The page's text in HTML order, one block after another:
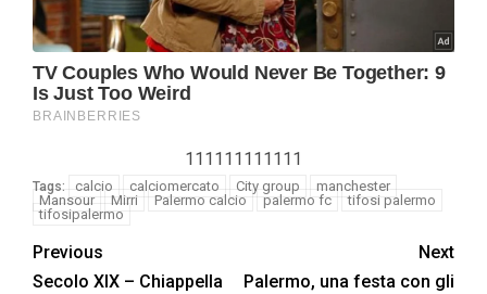
111111111111
Tags: calcio calciomercato City group
manchester
Mansour
Mirri Palermo calcio palermo fc
tifosi palermo
tifosipalermo
Previous
Secolo XIX – Chiappella
Next
Palermo, una festa con gli